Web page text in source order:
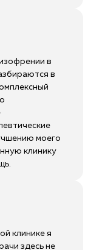
в
в
моего
клинику
клинике я
здесь не